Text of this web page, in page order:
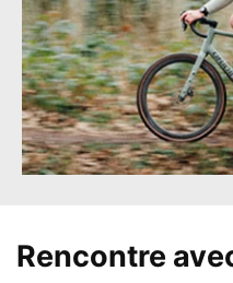
Rencontre